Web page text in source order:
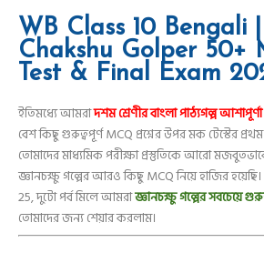
WB Class 10 Bengali
Chakshu Golper 50+
Test & Final Exam
ইতিমধ্যে আমরাদশম শ্রেণীর বাংলা পাঠ্যগল্প
বেশ কিছু গুরুত্বপূর্ণ MCQ প্রশ্নের উপর মক টেস্টের প্রথম
তোমাদের মাধ্যমিক পরীক্ষা প্রস্তুতিকে আরো
জ্ঞানচক্ষু গল্পের আরও কিছু MCQ নিয়ে হাজির হয়েছি।
25, দুটো পর্ব মিলে আমরাজ্ঞানচক্ষু গল্পের সবচেয়ে
তোমাদের জন্য শেয়ার করলাম।